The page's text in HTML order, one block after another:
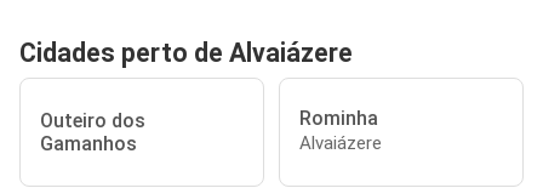
Cidades perto de Alvaiázere
Outeiro dos
Gamanhos
Rominha
Alvaiázere